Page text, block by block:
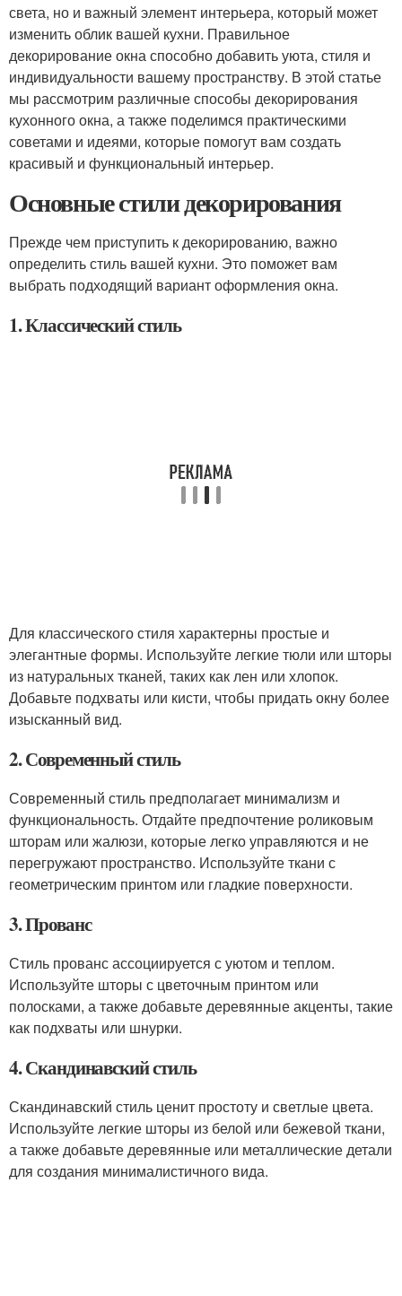
света, но и важный элемент интерьера, который может
изменить облик вашей кухни. Правильное
декорирование окна способно добавить уюта, стиля и
индивидуальности вашему пространству. В этой статье
мы рассмотрим различные способы декорирования
кухонного окна, а также поделимся практическими
советами и идеями, которые помогут вам создать
красивый и функциональный интерьер.
Основные стили декорирования
Прежде чем приступить к декорированию, важно
определить стиль вашей кухни. Это поможет вам
выбрать подходящий вариант оформления окна.
1. Классический стиль
Для классического стиля характерны простые и
элегантные формы. Используйте легкие тюли или шторы
из натуральных тканей, таких как лен или хлопок.
Добавьте подхваты или кисти, чтобы придать окну более
изысканный вид.
2. Современный стиль
Современный стиль предполагает минимализм и
функциональность. Отдайте предпочтение роликовым
шторам или жалюзи, которые легко управляются и не
перегружают пространство. Используйте ткани с
геометрическим принтом или гладкие поверхности.
3. Прованс
Стиль прованс ассоциируется с уютом и теплом.
Используйте шторы с цветочным принтом или
полосками, а также добавьте деревянные акценты, такие
как подхваты или шнурки.
4. Скандинавский стиль
Скандинавский стиль ценит простоту и светлые цвета.
Используйте легкие шторы из белой или бежевой ткани,
а также добавьте деревянные или металлические детали
для создания минималистичного вида.